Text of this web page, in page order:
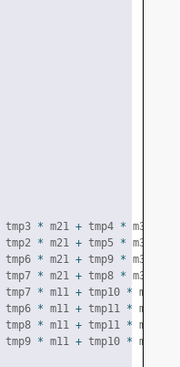
tmp3 * m21 + tmp4 * m31
tmp2 * m21 + tmp5 * m31
tmp6 * m21 + tmp9 * m31
tmp7 * m21 + tmp8 * m31
tmp7 * m11 + tmp10 * m31
tmp6 * m11 + tmp11 * m31
tmp8 * m11 + tmp11 * m21
tmp9 * m11 + tmp10 * m21